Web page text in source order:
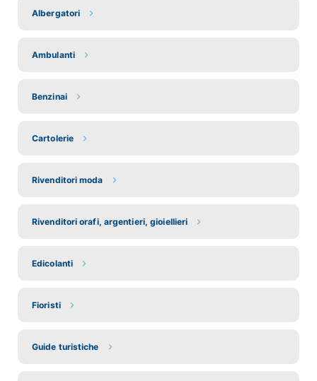
Albergatori
Ambulanti
Benzinai
Cartolerie
Rivenditori moda
Rivenditori orafi, argentieri, gioiellieri
Edicolanti
Fioristi
Guide turistiche